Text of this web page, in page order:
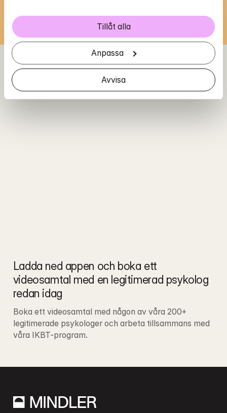
Tillåt alla
Anpassa
Avvisa
Ladda ned appen och boka ett
videosamtal med en legitimerad psykolog
redan idag
Boka ett videosamtal med någon av våra 200+
legitimerade psykologer och arbeta tillsammans med
våra IKBT-program.